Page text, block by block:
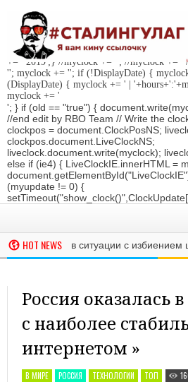
'; } if (old == "true") {
//Date-Time if (StyleDate) { myclock = '';
'; if (DisplayDate) { myclock += ' '; //
+= DaysOfWeek[day]+', '+mday+mn+'
+= ' 2019';} //myclock += '
'; //myclock += '
''; myclock += ''; if (!DisplayDate) {
(DisplayDate) { myclock += ' |
myclock += '
'; } if (old == "true") {
//end edit by RBO Team // Write the
clockpos = document.ClockPosNS;
clockpos.document.LiveClockNS;
liveclock.document.write(myclock);
else if (ie4) { LiveClockIE.innerHTML =
(myupdate != 0) {
HOT NEWSв ситуации с избиением
телеканал «Победа». Он будет
Россия оказалась
с наиболее
интернетом »
В МИРЕ РОССИЯ ТЕХНОЛОГИИ ТОП